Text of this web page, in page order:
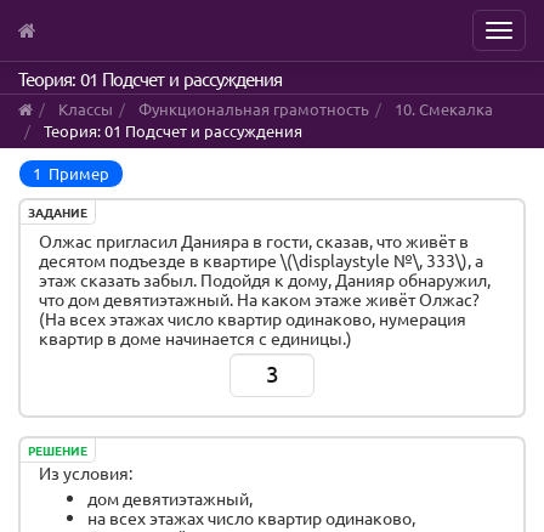
Skip
to
main
content
Menu
Теория: 01 Подсчет и рассуждения
Классы Функциональная грамотность
10. Смекалка
Теория: 01 Подсчет и рассуждения
1 Пример
ЗАДАНИЕ
Олжас пригласил Данияра в гости, сказав, что живёт в
десятом подъезде в квартире \(\displaystyle №\, 333\), а
этаж сказать забыл. Подойдя к дому, Данияр обнаружил,
что дом девятиэтажный. На каком этаже живёт Олжас?
(На всех этажах число квартир одинаково, нумерация
квартир в доме начинается с единицы.)
3
РЕШЕНИЕ
Из условия:
дом девятиэтажный,
на всех этажах число квартир одинаково,